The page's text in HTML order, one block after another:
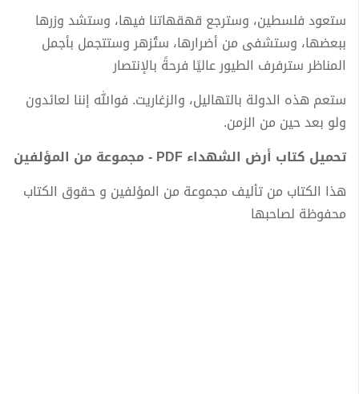
ستعود فلسطين، وسترجع قهقهاتنا فيها، وستشد وزرها
ببعضها، وستشفى من أضرارها، ستُزهر وستتجمل بأجمل
المناظر سترفرف الطيور عاليًا فرحةً بالإنتصار
ستعم هذه الدولة بالتهاليل، والزغاريت. فوالله إننا لعائدون
ولو بعد حين من الزمن.
تحميل كتاب أرض الشهداء PDF - مجموعة من المؤلفين
هذا الكتاب من تأليف مجموعة من المؤلفين و حقوق الكتاب
محفوظة لصاحبها